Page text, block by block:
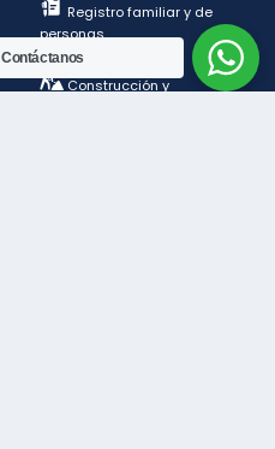
Registro familiar y de
personas
Construcción y
Contáctanos